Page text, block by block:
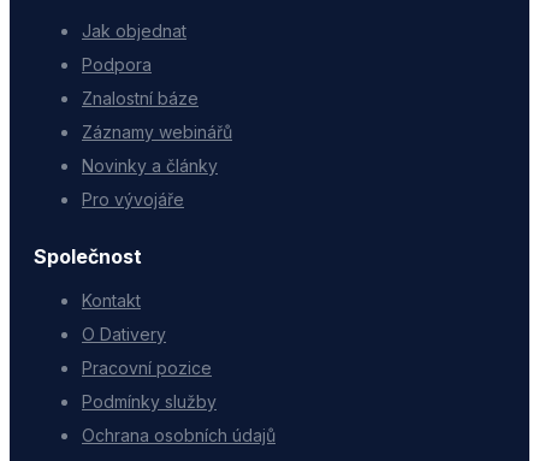
Jak objednat
Podpora
Znalostní báze
Záznamy webinářů
Novinky a články
Pro vývojáře
Společnost
Kontakt
O Dativery
Pracovní pozice
Podmínky služby
Ochrana osobních údajů